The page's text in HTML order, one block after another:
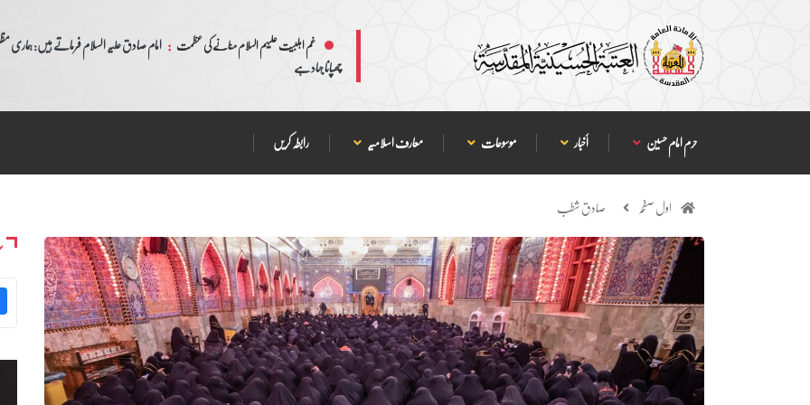
غم اہلبیت علیہم السلام منانے کی عظمت : امام صادق علیہ السلام فرماتے ہیں: ہماری
چھپانا جہاد ہے
حرم امام حسین أخبار موسوعات معارف اسلامیہ رابطہ کریں
اول صفحہ صادق شطب